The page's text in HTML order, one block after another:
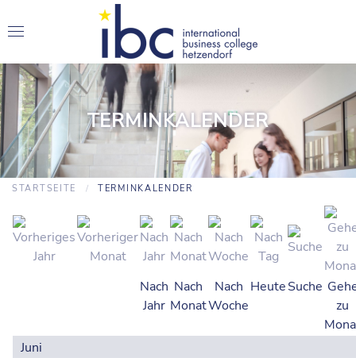
TERMINKALENDER
STARTSEITE TERMINKALENDER
Nach
Jahr
Nach
Monat
Nach
Woche
HeuteSuche
zu